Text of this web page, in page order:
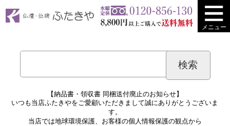
メニュー
【納品書・領収書 同梱送付廃止のお知らせ】
いつも当店ふたきやをご愛顧いただきまして誠にありがとうございま
す。
当店では地球環境保護、お客様の個人情報保護の観点から